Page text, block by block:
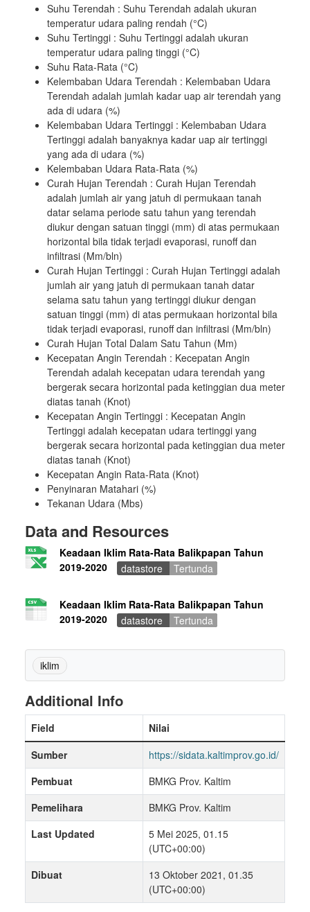
Suhu Terendah : Suhu Terendah adalah ukuran
temperatur udara paling rendah (°C)
Suhu Tertinggi : Suhu Tertinggi adalah ukuran
temperatur udara paling tinggi (°C)
Suhu Rata-Rata (°C)
Kelembaban Udara Terendah : Kelembaban Udara
Terendah adalah jumlah kadar uap air terendah yang
ada di udara (%)
Kelembaban Udara Tertinggi : Kelembaban Udara
Tertinggi adalah banyaknya kadar uap air tertinggi
yang ada di udara (%)
Kelembaban Udara Rata-Rata (%)
Curah Hujan Terendah : Curah Hujan Terendah
adalah jumlah air yang jatuh di permukaan tanah
datar selama periode satu tahun yang terendah
diukur dengan satuan tinggi (mm) di atas permukaan
horizontal bila tidak terjadi evaporasi, runoff dan
infiltrasi (Mm/bln)
Curah Hujan Tertinggi : Curah Hujan Tertinggi adalah
jumlah air yang jatuh di permukaan tanah datar
selama satu tahun yang tertinggi diukur dengan
satuan tinggi (mm) di atas permukaan horizontal bila
tidak terjadi evaporasi, runoff dan infiltrasi (Mm/bln)
Curah Hujan Total Dalam Satu Tahun (Mm)
Kecepatan Angin Terendah : Kecepatan Angin
Terendah adalah kecepatan udara terendah yang
bergerak secara horizontal pada ketinggian dua meter
diatas tanah (Knot)
Kecepatan Angin Tertinggi : Kecepatan Angin
Tertinggi adalah kecepatan udara tertinggi yang
bergerak secara horizontal pada ketinggian dua meter
diatas tanah (Knot)
Kecepatan Angin Rata-Rata (Knot)
Penyinaran Matahari (%)
Tekanan Udara (Mbs)
Data and Resources
Keadaan Iklim Rata-Rata Balikpapan Tahun
2019-2020
datastore Tertunda
Keadaan Iklim Rata-Rata Balikpapan Tahun
2019-2020
datastore Tertunda
iklim
Additional Info
Field
Nilai
Sumber
https://sidata.kaltimprov.go.id/
Pembuat
BMKG Prov. Kaltim
Pemelihara
BMKG Prov. Kaltim
Last Updated
5 Mei 2025, 01.15
(UTC+00:00)
Dibuat
13 Oktober 2021, 01.35
(UTC+00:00)